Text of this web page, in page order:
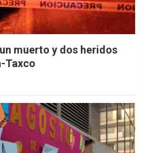
muerto y dos heridos
Taxco